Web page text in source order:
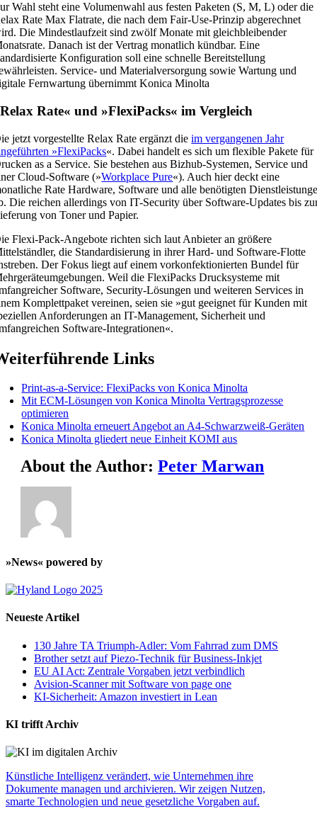
Wahl steht eine Volumenwahl aus festen Paketen (S, M, L) oder die
Rate Max Flatrate, die nach dem Fair-Use-Prinzip abgerechnet
Die Mindestlaufzeit sind zwölf Monate mit gleichbleibender
Danach ist der Vertrag monatlich kündbar. Eine
Konfiguration soll eine schnelle Bereitstellung
Service- und Materialversorgung sowie Wartung und
Fernwartung übernimmt Konica Minolta
Rate« und »FlexiPacks« im Vergleich
jetzt vorgestellte Relax Rate ergänzt dieim vergangenen Jahr
»FlexiPacks«. Dabei handelt es sich um flexible Pakete für
as a Service. Sie bestehen aus Bizhub-Systemen, Service und
Cloud-Software (»Workplace Pure«). Auch hier deckt eine
Rate Hardware, Software und alle benötigten
Die reichen allerdings von IT-Security über Software-Updates bis
von Toner und Papier.
Flexi-Pack-Angebote richten sich laut Anbieter an größere
die Standardisierung in ihrer Hard- und Software-Flotte
Der Fokus liegt auf einem vorkonfektionierten Bundel für
Weil die FlexiPacks Drucksysteme mit
Software, Security-Lösungen und weiteren Services in
Komplettpaket vereinen, seien sie »gut geeignet für Kunden mit
Anforderungen an IT-Management, Sicherheit und
Software-Integrationen«.
Links
Print-as-a-Service: FlexiPacks von Konica Minolta
Mit ECM-Lösungen von Konica Minolta Vertragsprozesse
optimieren
Konica Minolta erneuert Angebot an A4-Schwarzweiß-Geräten
Konica Minolta gliedert neue Einheit KOMI aus
About the Author:Peter Marwan
»News« powered by
Neueste Artikel
130 Jahre TA Triumph-Adler: Vom Fahrrad zum DMS
Brother setzt auf Piezo-Technik für Business-Inkjet
EU AI Act: Zentrale Vorgaben jetzt verbindlich
Avision-Scanner mit Software von page one
KI-Sicherheit: Amazon investiert in Lean
KI trifft Archiv
Künstliche Intelligenz verändert, wie Unternehmen ihre
Dokumente managen und archivieren. Wir zeigen Nutzen,
smarte Technologien und neue gesetzliche Vorgaben auf.